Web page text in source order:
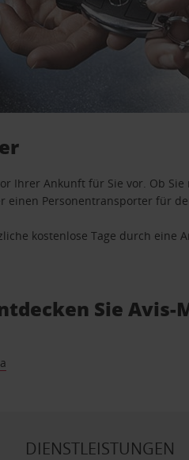
Ihrer Ankunft für Sie vor. Ob
einen Personentransporter für
kostenlose Tage durch eine
Sie
DIENSTLEISTUNGEN